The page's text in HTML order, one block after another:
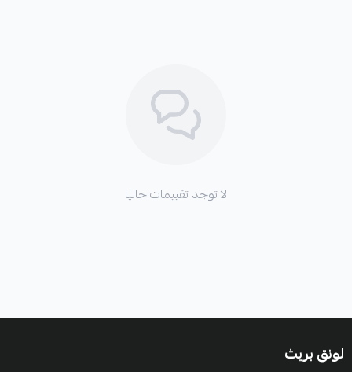
لا توجد تقييمات حاليا
لونق بريث